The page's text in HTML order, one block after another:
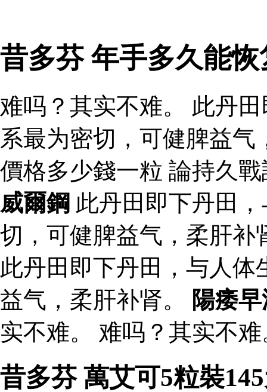
昔多芬 年手多久能
难吗？其实不难。 此丹
系最为密切，可健脾益气
價格多少錢一粒 論持久
威爾鋼 此丹田即下丹田
切，可健脾益气，柔肝
此丹田即下丹田，与人
益气，柔肝补肾。
陽痿
实不难。 难吗？其实不难
昔多芬 萬艾可5粒裝